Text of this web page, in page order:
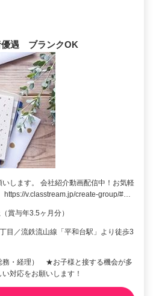
優遇 ブランクOK
します。 会社紹介動画配信中！お気軽
https://v.classtream.jp/create-group/#…
賞与年3.5ヶ月分）
目／流鉄流山線「平和台駅」より徒歩3
務・経理） ★お子様と接する機会が多
対応をお願いします！